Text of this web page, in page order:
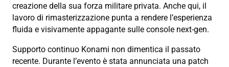
creazione della sua forza militare privata. Anche qui, il
lavoro di rimasterizzazione punta a rendere l’esperienza
fluida e visivamente appagante sulle console next-gen.
Supporto continuo Konami non dimentica il passato
recente. Durante l’evento è stata annunciata una patch